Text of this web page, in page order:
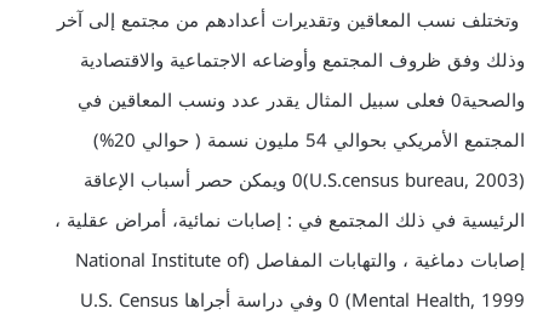
وتختلف نسب المعاقين وتقديرات أعدادهم من مجتمع إلى آخر
وذلك وفق ظروف المجتمع وأوضاعه الاجتماعية والاقتصادية
والصحية0 فعلى سبيل المثال يقدر عدد ونسب المعاقين في
المجتمع الأمريكي بحوالي 54 مليون نسمة ( حوالي 20%)
(U.S.census bureau, 2003)0 ويمكن حصر أسباب الإعاقة
الرئيسية في ذلك المجتمع في : إصابات نمائية، أمراض عقلية ،
إصابات دماغية ، والتهابات المفاصل (National Institute of
Mental Health, 1999) 0 وفي دراسة أجراها U.S. Census